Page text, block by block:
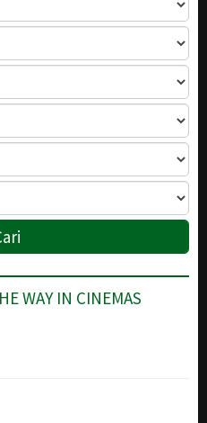
WAY IN CINEMAS